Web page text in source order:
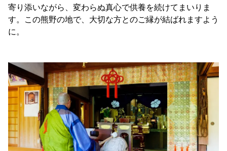
寄り添いながら、変わらぬ真心で供養を続けてまいりま
す。この熊野の地で、大切な方とのご縁が結ばれますよう
に。